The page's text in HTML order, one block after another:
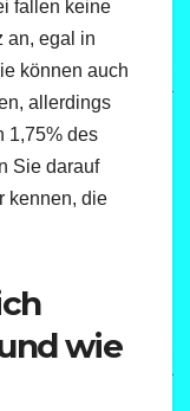
fallen keine
an, egal in
können auch
allerdings
1,75% des
Sie darauf
kennen, die
wie